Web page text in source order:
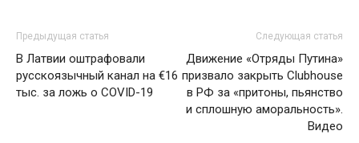
Предыдущая статья
В Латвии оштрафовали
русскоязычный канал на €16
тыс. за ложь о COVID-19
Следующая статья
Движение «Отряды Путина»
призвало закрыть Clubhouse
в РФ за «притоны, пьянство
и сплошную аморальность».
Видео